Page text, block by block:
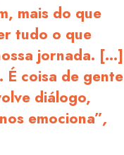
mais do que
tudo o que
jornada. […]
É coisa de gente
diálogo,
emociona”,